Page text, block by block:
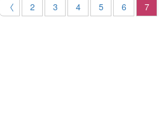
〈 2 3 4 5 6 7